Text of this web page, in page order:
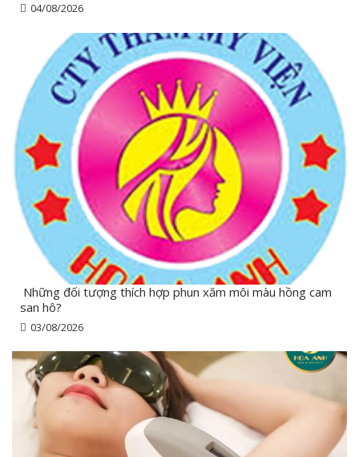
04/08/2026
Những đối tượng thích hợp phun xăm môi màu hồng cam
san hô?
03/08/2026